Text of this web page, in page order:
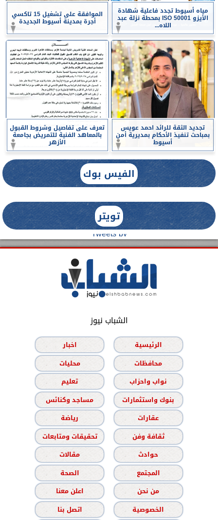
مياه أسيوط تجدد فاعلية شهادة
الأيزو ISO 50001 بمحطة نزلة عبد
اللاه...
الموافقة على تشغيل 15 تاكسي
أجرة بمدينة أسيوط الجديدة
تجديد الثقة للرائد احمد عويس
بمباحث تنفيذ الأحكام بمديرية أمن
أسيوط
تعرف على تفاصيل وشروط القبول
بالمعاهد الفنية للتمريض بجامعة
الأزهر
الفيس بوك
تويتر
Tweets by
الشباب نيوز
الرئيسية
اخبار
محافظات
محليات
نواب واحزاب
تعليم
بنوك واستثمارات
مساجد وكنائس
عقارات
رياضة
ثقافة وفن
تحقيقات ومتابعات
حوادث
مقالات
المجتمع
الصحة
من نحن
اعلن معنا
الخصوصية
اتصل بنا